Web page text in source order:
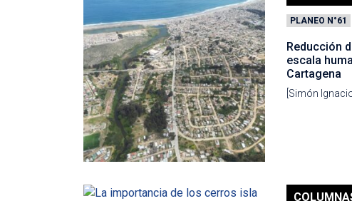
PLANEO N°61
Reducción
escala
Cartagena
[Simón